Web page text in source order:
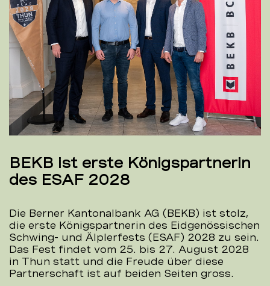
BEKB ist erste Königspartnerin
des ESAF 2028
Die Berner Kantonalbank AG (BEKB) ist stolz,
die erste Königspartnerin des Eidgenössischen
Schwing- und Älplerfests (ESAF) 2028 zu sein.
Das Fest findet vom 25. bis 27. August 2028
in Thun statt und die Freude über diese
Partnerschaft ist auf beiden Seiten gross.